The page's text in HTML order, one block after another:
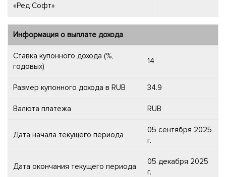
«Ред Софт»
Информация о выплате дохода
Ставка купонного дохода (%,
годовых)
14
Размер купонного дохода в RUB 34.9
Валюта платежа RUB
Дата начала текущего периода
05 сентября 2025
г.
Дата окончания текущего периода
05 декабря 2025
г.